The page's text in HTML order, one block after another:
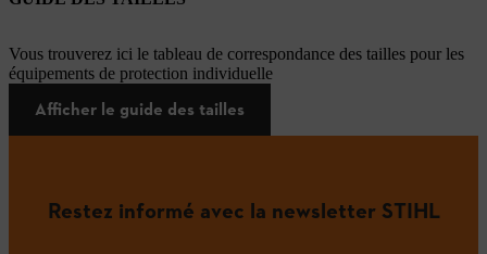
Vous trouverez ici le tableau de correspondance des tailles pour les
équipements de protection individuelle
Afficher le guide des tailles
Restez informé avec la newsletter STIHL